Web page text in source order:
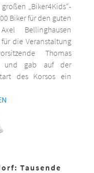
„Biker4Kids“-
Biker für den guten
Bellinghausen
die Veranstaltung
Thomas
und gab auf der
des Korsos ein
Tausende